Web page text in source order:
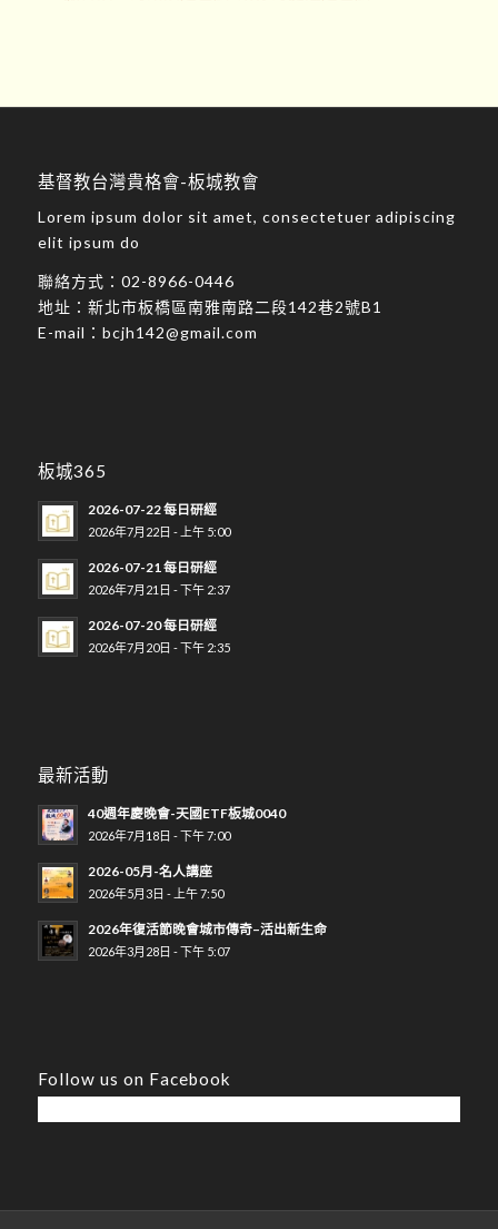
基督教台灣貴格會-板城教會
Lorem ipsum dolor sit amet, consectetuer adipiscing
elit ipsum do
聯絡方式： 02-8966-0446
地址： 新北市板橋區南雅南路二段142巷2號B1
E-mail： bcjh142@gmail.com
板城365
2026-07-22 每日研經
2026年7月22日 - 上午 5:00
2026-07-21 每日研經
2026年7月21日 - 下午 2:37
2026-07-20 每日研經
2026年7月20日 - 下午 2:35
最新活動
40週年慶晚會-天國ETF板城0040
2026年7月18日 - 下午 7:00
2026-05月-名人講座
2026年5月3日 - 上午 7:50
2026年復活節晚會城市傳奇–活出新生命
2026年3月28日 - 下午 5:07
Follow us on Facebook